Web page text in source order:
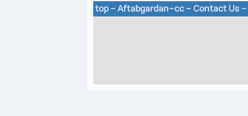
top-Aftabgardan-cc-Contact Us -